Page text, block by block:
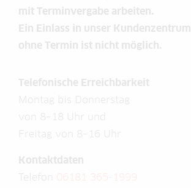
mit Terminvergabe arbeiten.
Ein Einlass in unser Kundenzentrum
ohne Termin ist nicht möglich.
Telefonische Erreichbarkeit
Montag bis Donnerstag
von 8–18 Uhr und
Freitag von 8–16 Uhr
Kontaktdaten
Telefon